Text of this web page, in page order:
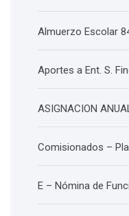
Almuerzo Escolar
Aportes a Ent. S.
ASIGNACION
Comisionados –
E – Nómina de